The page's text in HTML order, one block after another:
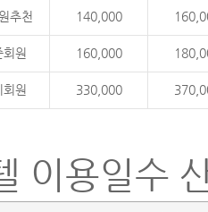
추천 140,000
회원 160,000
회원 330,000
이용일수